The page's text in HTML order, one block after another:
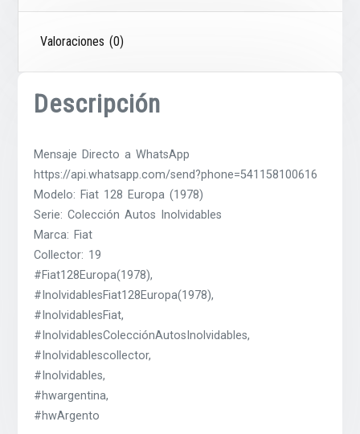
Valoraciones (0)
Descripción
Mensaje Directo a WhatsApp
https://api.whatsapp.com/send?phone=541158100616
Modelo: Fiat 128 Europa (1978)
Serie: Colección Autos Inolvidables
Marca: Fiat
Collector: 19
#Fiat128Europa(1978),
#InolvidablesFiat128Europa(1978),
#InolvidablesFiat,
#InolvidablesColecciónAutosInolvidables,
#Inolvidablescollector,
#Inolvidables,
#hwargentina,
#hwArgento